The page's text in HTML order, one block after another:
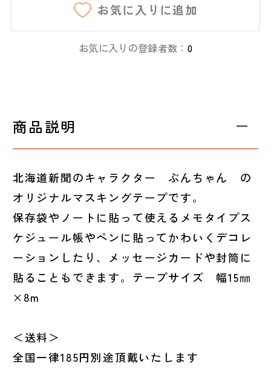
お気に入りに追加
お気に入りの登録者数： 0
商品説明
北海道新聞のキャラクター ぶんちゃん の
オリジナルマスキングテープです。
保存袋やノートに貼って使えるメモタイプス
ケジュール帳やペンに貼ってかわいくデコレ
ーションしたり、メッセージカードや封筒に
貼ることもできます。テープサイズ 幅15㎜
×8m
＜送料＞
全国一律185円別途頂戴いたします